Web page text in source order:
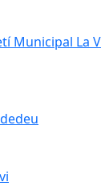
Municipal La